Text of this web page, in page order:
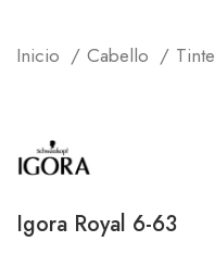
Inicio Cabello Tinte
Igora Royal 6-63